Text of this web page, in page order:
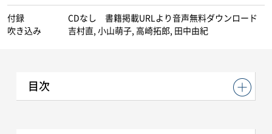
付録
CDなし 書籍掲載URLより音声無料ダウンロード
吹き込み
吉村直, 小山萌子, 高崎拓郎, 田中由紀
目次